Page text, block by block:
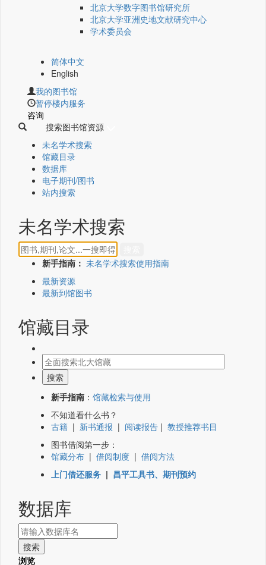
北京大学数字图书馆研究所
北京大学亚洲史地文献研究中心
学术委员会
简体中文
English
我的图书馆
暂停楼内服务
咨询
搜索图书馆资源
未名学术搜索
馆藏目录
数据库
电子期刊/图书
站内搜索
未名学术搜索
新手指南： 未名学术搜索使用指南
最新资源
最新到馆图书
馆藏目录
新手指南 ： 馆藏检索与使用
不知道看什么书？
古籍 | 新书通报 | 阅读报告 | 教授推荐书目
图书借阅第一步：
馆藏分布 | 借阅制度 | 借阅方法
上门借还服务 | 昌平工具书、期刊预约
数据库
浏览